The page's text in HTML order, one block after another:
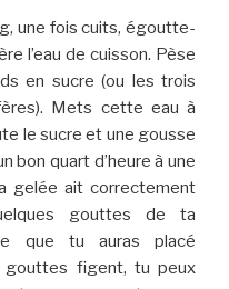
une fois cuits, égoutte-
l’eau de cuisson. Pèse
en sucre (ou les trois
Mets cette eau à
le sucre et une gousse
bon quart d’heure à une
gelée ait correctement
gouttes de ta
que tu auras placé
gouttes figent, tu peux